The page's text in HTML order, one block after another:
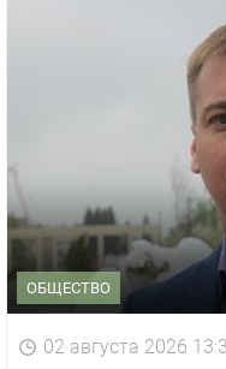
ОБЩЕСТВО
02 августа 2026